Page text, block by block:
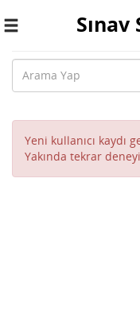
Toggle
Sınav
Yeni kullanıcı kaydı
Yakında tekrar